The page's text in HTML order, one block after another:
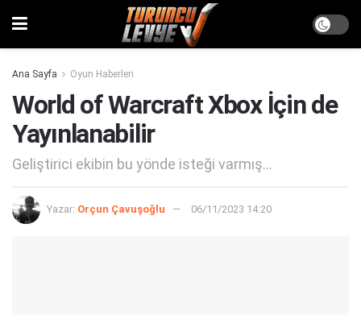
Ana Sayfa Oyun Haberleri
World of Warcraft Xbox İçin de
Yayınlanabilir
Geliştirici ekibin bu yönde isteği varmış...
Yazar: Orçun Çavuşoğlu 06/11/2023 14:20